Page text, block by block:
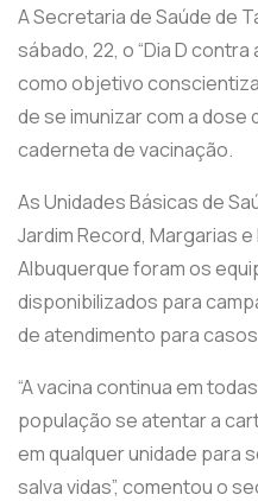
A Secretaria de Saúde de
sábado, 22, o “Dia D contra
como objetivo
de se imunizar com a dose
caderneta de vacinação.
As Unidades Básicas de
Jardim Record, Margarias
Albuquerque foram os
disponibilizados para
de atendimento para
“A vacina continua em
população se atentar a
em qualquer unidade para
salva vidas”, comentou o